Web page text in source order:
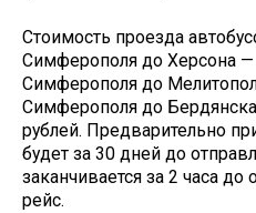
Стоимость проезда
Симферополя до Херсона —
Симферополя до
Симферополя до
рублей. Предварительно
будет за 30 дней до
заканчивается за 2 часа до
рейс.